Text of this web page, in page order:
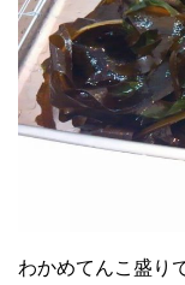
わかめてんこ盛り